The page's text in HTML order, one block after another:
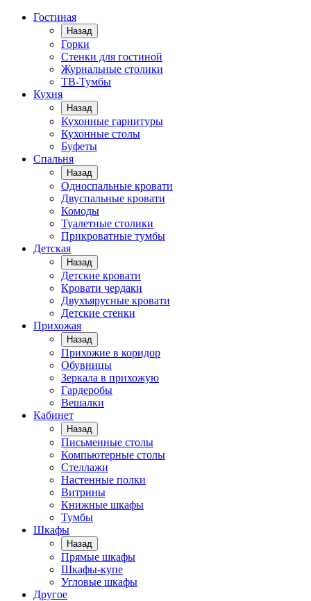
Гостиная
Назад
Горки
Стенки для гостиной
Журнальные столики
TВ-Тумбы
Кухня
Назад
Кухонные гарнитуры
Кухонные столы
Буфеты
Спальня
Назад
Односпальные кровати
Двуспальные кровати
Комоды
Туалетные столики
Прикроватные тумбы
Детская
Назад
Детские кровати
Кровати чердаки
Двухъярусные кровати
Детские стенки
Прихожая
Назад
Прихожие в коридор
Обувницы
Зеркала в прихожую
Гардеробы
Вешалки
Кабинет
Назад
Письменные столы
Компьютерные столы
Стеллажи
Настенные полки
Витрины
Книжные шкафы
Тумбы
Шкафы
Назад
Прямые шкафы
Шкафы-купе
Угловые шкафы
Другое